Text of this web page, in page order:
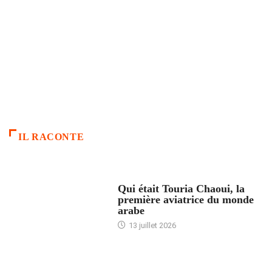
IL RACONTE
Qui était Touria Chaoui, la
première aviatrice du monde
arabe
13 juillet 2026